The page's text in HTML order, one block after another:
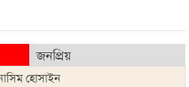
জনপ্রিয়
হোসাইন